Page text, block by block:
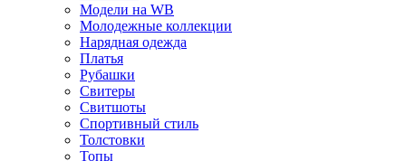
Модели на WB
Молодежные коллекции
Нарядная одежда
Платья
Рубашки
Свитеры
Свитшоты
Спортивный стиль
Толстовки
Топы